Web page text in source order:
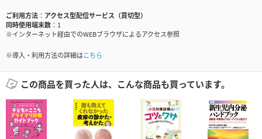
ご利用方法
アクセス型配信サービス（買切型）
同時使用端末数
1
※インターネット経由でのWEBブラウザによるアクセス参照
※導入・利用方法の詳細はこちら
この商品を買った人は、こんな商品も買っています。